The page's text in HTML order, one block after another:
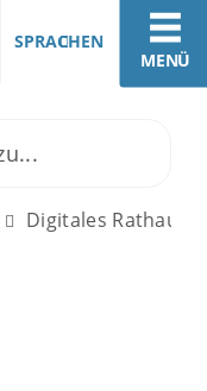
MENÜ
SPRACHEN
Digitales Rathaus